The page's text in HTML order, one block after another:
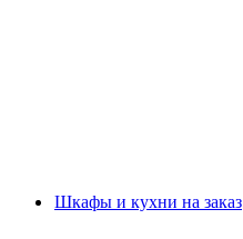
Шкафы и кухни на заказ